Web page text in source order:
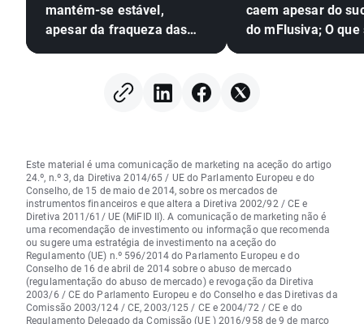
mantém-se estável,
apesar da fraqueza das
preço do petróleo
caem apesar do
do mFlusiva; O que
ARNm?
Este material é uma comunicação de marketing na aceção do artigo
24.º, n.º 3, da Diretiva 2014/65 / UE do Parlamento Europeu e do
Conselho, de 15 de maio de 2014, sobre os mercados de
instrumentos financeiros e que altera a Diretiva 2002/92 / CE e
Diretiva 2011/61/ UE (MiFID II). A comunicação de marketing não é
uma recomendação de investimento ou informação que recomenda
ou sugere uma estratégia de investimento na aceção do
Regulamento (UE) n.º 596/2014 do Parlamento Europeu e do
Conselho de 16 de abril de 2014 sobre o abuso de mercado
(regulamentação do abuso de mercado) e revogação da Diretiva
2003/6 / CE do Parlamento Europeu e do Conselho e das Diretivas da
Comissão 2003/124 / CE, 2003/125 / CE e 2004/72 / CE e do
Regulamento Delegado da Comissão (UE ) 2016/958 de 9 de março